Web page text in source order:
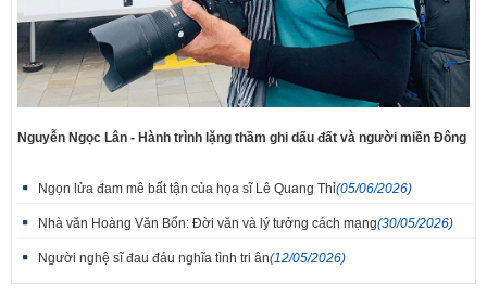
Nguyễn Ngọc Lân - Hành trình lặng thầm ghi dấu đất và người miền Đông
Ngọn lửa đam mê bất tận của họa sĩ Lê Quang Thỉ(05/06/2026)
Nhà văn Hoàng Văn Bổn: Đời văn và lý tưởng cách mạng(30/05/2026)
Người nghệ sĩ đau đáu nghĩa tình tri ân(12/05/2026)